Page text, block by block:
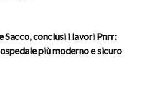
Sacco, conclusi i lavori Pnrr:
più moderno e sicuro